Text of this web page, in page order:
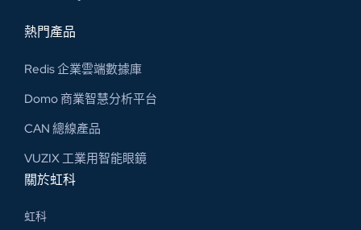
熱門產品
Redis 企業雲端數據庫
Domo 商業智慧分析平台
CAN 總線​產品
VUZIX 工業用智能眼鏡
關於虹科
虹科